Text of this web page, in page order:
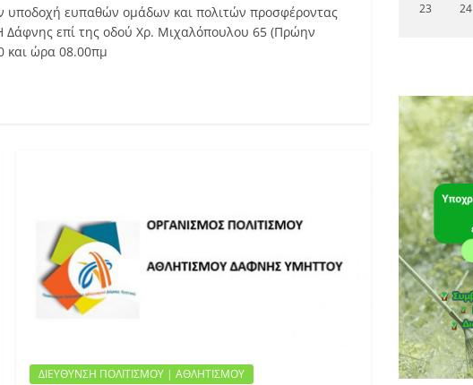
υποδοχή ευπαθών ομάδων και πολιτών προσφέροντας
Δάφνης επί της οδού Χρ. Μιχαλόπουλου 65 (Πρώην
και ώρα 08.00πμ
ΔΙΕΥΘΥΝΣΗ ΠΟΛΙΤΙΣΜΟΥ | ΑΘΛΗΤΙΣΜΟΥ
23 24